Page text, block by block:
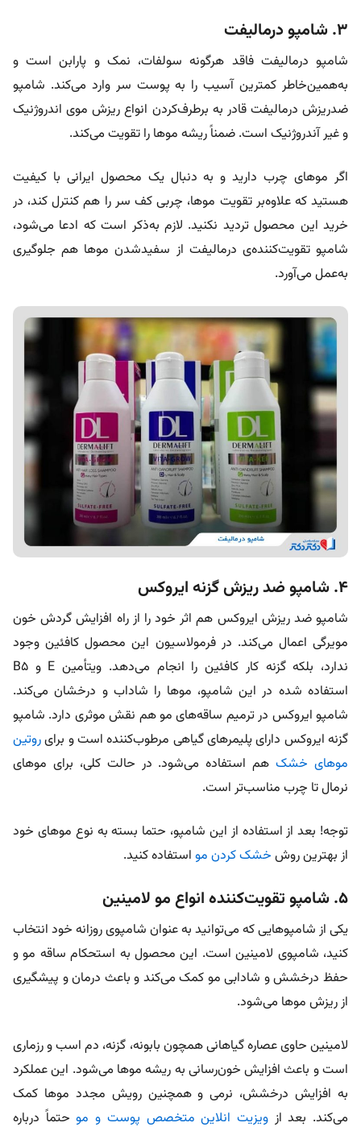
۳. شامپو درمالیفت
شامپو درمالیفت فاقد هرگونه سولفات، نمک و پارابن است و
به‌همین‌خاطر کمترین آسیب را به پوست سر وارد می‌کند. شامپو
ضدریزش درمالیفت قادر به برطرف‌کردن انواع ریزش موی اندروژنیک
و غیر آندروژنیک است. ضمناً ریشه‌ مو‌ها را تقویت می‌کند.
اگر مو‌های چرب دارید و به دنبال یک محصول ایرانی با کیفیت
هستید که علاوه‌بر تقویت مو‌ها، چربی کف سر را هم کنترل کند، در
خرید این محصول تردید نکنید. لازم به‌ذکر است که ادعا می‌شود،
شامپو تقویت‌کننده‌ی درمالیفت از سفیدشدن مو‌ها هم جلوگیری
به‌عمل می‌آورد.
۴. شامپو ضد ریزش گزنه ایروکس
شامپو ضد ریزش ایروکس هم اثر خود را از راه افزایش گردش خون
مویرگی اعمال می‌کند. در فرمولاسیون این محصول کافئین وجود
ندارد، بلکه گزنه کار کافئین را انجام می‌دهد. ویتأمین E و B5
استفاده شده در این شامپو، مو‌ها را شاداب و درخشان می‌کند.
شامپو ایروکس در ترمیم ساقه‌های مو هم نقش موثری دارد. شامپو
گزنه ایروکس دارای پلیمر‌های گیاهی مرطوب‌کننده است و برایروتین
مو‌های خشکهم استفاده می‌شود. در حالت کلی، برای مو‌های
نرمال تا چرب مناسب‌تر است.
توجه! بعد از استفاده از این شامپو، حتما بسته به نوع موهای خود
از بهترین روش خشک کردن مو استفاده کنید.
۵. شامپو تقویت‌کننده انواع مو لامینین
یکی از شامپو‌هایی که می‌توانید به عنوان شامپوی روزانه خود انتخاب
کنید، شامپوی لامینین است. این محصول به استحکام ساقه مو و
حفظ درخشش و شادابی مو کمک می‌کند و باعث درمان و پیشگیری
از ریزش مو‌ها می‌شود.
لامینین حاوی عصاره گیاهانی همچون بابونه، گزنه، دم اسب و رزماری
است و باعث افزایش خون‌رسانی به ریشه مو‌ها می‌شود. این عملکرد
به افزایش درخشش، نرمی و همچنین رویش مجدد مو‌ها کمک
می‌کند. بعد ازویزیت انلاین متخصص پوست و موحتماً درباره